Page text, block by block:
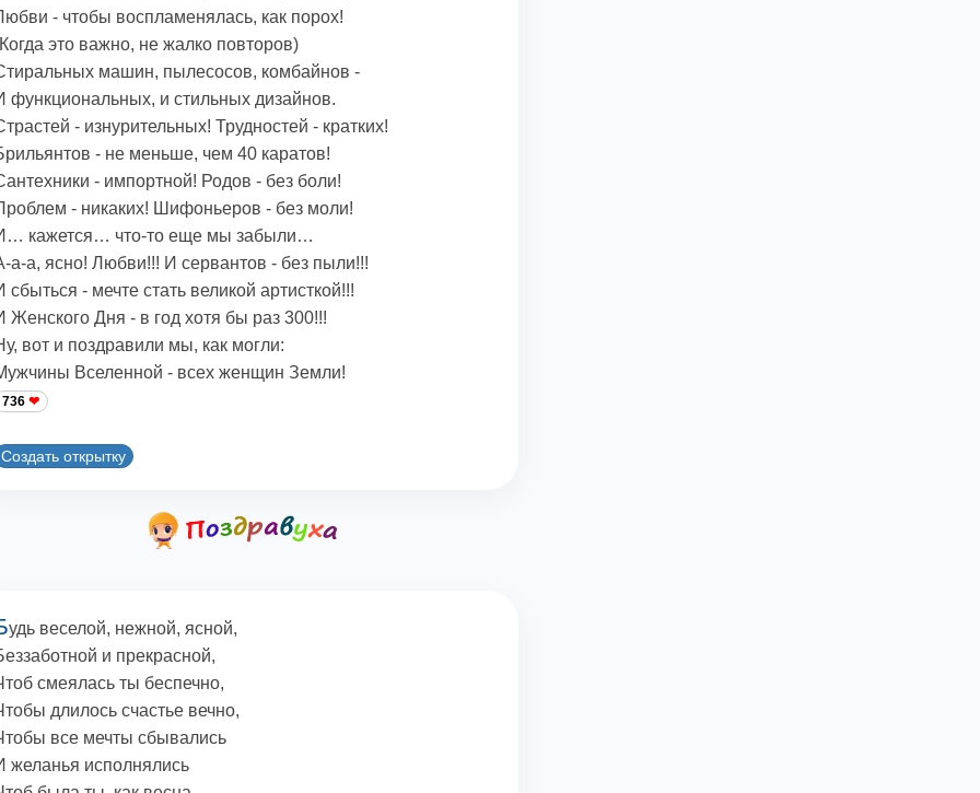
- чтобы воспламенялась, как порох!
это важно, не жалко повторов)
машин, пылесосов, комбайнов -
функциональных, и стильных дизайнов.
- изнурительных! Трудностей - кратких!
- не меньше, чем 40 каратов!
- импортной! Родов - без боли!
- никаких! Шифоньеров - без моли!
кажется… что-то еще мы забыли…
а-а, ясно! Любви!!! И сервантов - без пыли!!!
сбыться - мечте стать великой артисткой!!!
Женского Дня - в год хотя бы раз 300!!!
вот и поздравили мы, как могли:
Вселенной - всех женщин Земли!
736
Создать открытку
удь веселой, нежной, ясной,
и прекрасной,
смеялась ты беспечно,
длилось счастье вечно,
все мечты сбывались
желанья исполнялись